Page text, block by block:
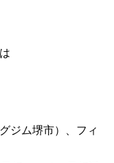
ジム堺市）、フィ